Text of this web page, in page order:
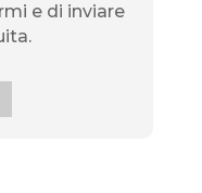
e di inviare